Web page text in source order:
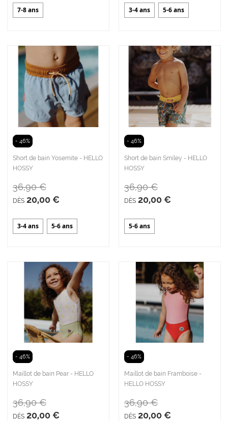
7-8 ans 3-4 ans 5-6 ans
- 46%
Short de bain Yosemite - HELLO
HOSSY
DÈS 20,00 €
36,90 €
3-4 ans 5-6 ans
- 46%
Short de bain Smiley - HELLO
HOSSY
DÈS 20,00 €
36,90 €
5-6 ans
- 46%
Maillot de bain Pear - HELLO
HOSSY
DÈS 20,00 €
36,90 €
- 46%
Maillot de bain Framboise -
HELLO HOSSY
DÈS 20,00 €
36,90 €